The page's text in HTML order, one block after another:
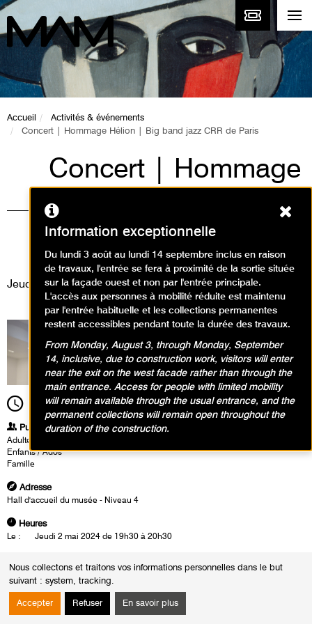
Nous collectons et traitons vos informations personnelles dans le but
suivant : system, tracking.
Accepter Refuser En savoir plus
Accueil
Activités & événements
Concert | Hommage Hélion | Big band jazz CRR de Paris
Concert | Hommage
Hélion | Big band
jazz CRR de Paris
Événement / Concert
Jeudi 2 mai 2024
19h30 Durée1h00
Publics
Adultes
Enfants / Ados
Famille
Adresse
Hall d'accueil du musée - Niveau 4
Heures
Le : Jeudi 2 mai 2024 de 19h30 à 20h30
Paris pour une immersion dans le jazz qu’écoutait Hélion des années
new-yorkaises en 1940 aux années 1950 à Saint-Germain-des-Près, avec
la participation de Steffen Schorn (saxophoniste, compositeur et chef
Information exceptionnelle
Du lundi 3 août au lundi 14 septembre inclus en raison
de travaux, l'entrée se fera à proximité de la sortie située
sur la façade ouest et non par l'entrée principale.
L'accès aux personnes à mobilité réduite est maintenu
par l'entrée habituelle et les collections permanentes
restent accessibles pendant toute la durée des travaux.
From Monday, August 3, through Monday, September
14, inclusive, due to construction work, visitors will enter
near the exit on the west facade rather than through the
main entrance. Access for people with limited mobility
will remain available through the usual entrance, and the
permanent collections will remain open throughout the
duration of the construction.